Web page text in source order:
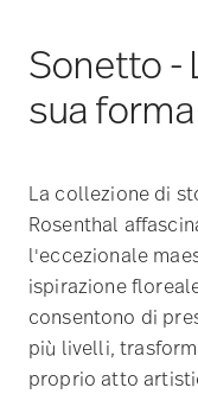
Sonetto -
sua
La collezione di
Rosenthal
l'eccezionale
ispirazione
consentono di
più livelli,
proprio atto